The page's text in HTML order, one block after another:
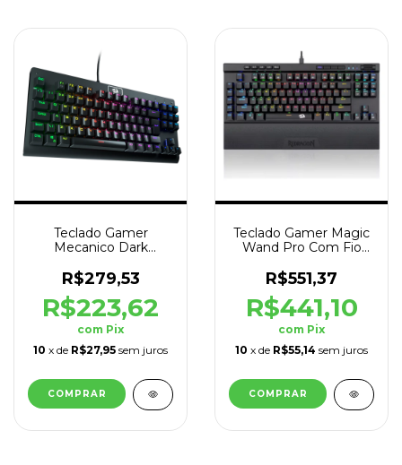
Teclado Gamer
Mecanico Dark
Switch Marrom
R$279,53
R$223,62
com Pix
10 x de R$27,95 sem juros
Teclado Gamer Magic
Wand Pro Com Fio
Preto
R$551,37
R$441,10
com Pix
10 x de R$55,14 sem juros